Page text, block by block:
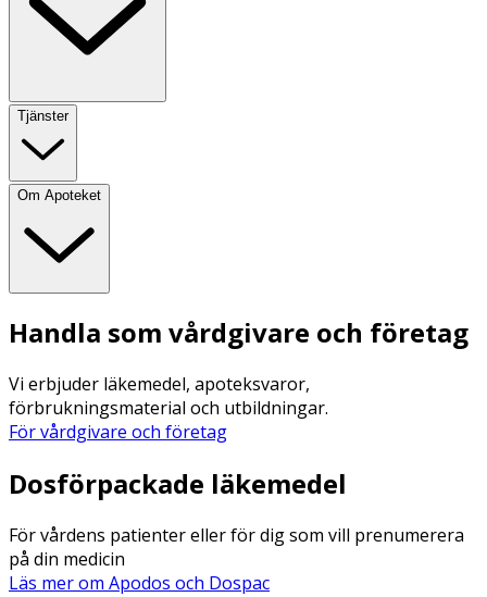
Tjänster
Om Apoteket
Handla som vårdgivare och företag
Vi erbjuder läkemedel, apoteksvaror,
förbrukningsmaterial och utbildningar.
För vårdgivare och företag
Dosförpackade läkemedel
För vårdens patienter eller för dig som vill prenumerera
på din medicin
Läs mer om Apodos och Dospac